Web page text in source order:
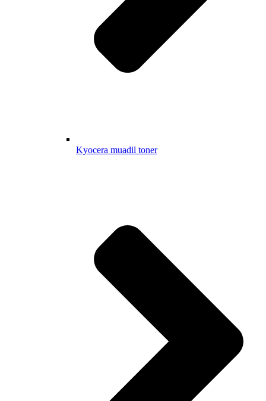
Kyocera muadil toner